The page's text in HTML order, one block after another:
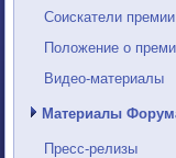
Соискатели премии
Положение о
Видео-материалы
Материалы
Пресс-релизы